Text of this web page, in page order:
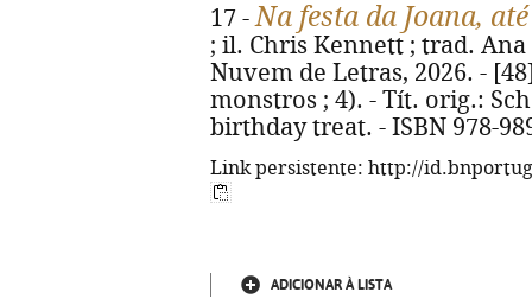
17 -Na festa da Joana,
; il. Chris Kennett ; trad. Ana
Nuvem de Letras, 2026. -
monstros ; 4). - Tít. orig.:
birthday treat. - ISBN 978-
Link persistente: http://
ADICIONAR À LISTA